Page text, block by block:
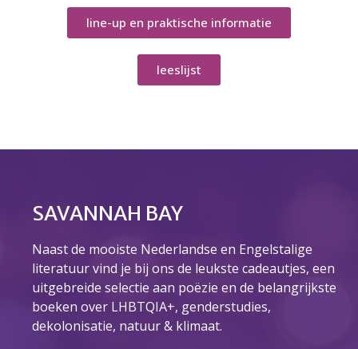
Stichting De Luister
Vacatures
Steun ons
Contact
Webshop
23 augustus: Lazy Queer
Sunday
line-up en praktische informatie
leeslijst
SAVANNAH BAY
Naast de mooiste Nederlandse en Engelstalige
literatuur vind je bij ons de leukste cadeautjes, een
uitgebreide selectie aan poëzie en de belangrijkste
boeken over LHBTQIA+, genderstudies,
dekolonisatie, natuur & klimaat.